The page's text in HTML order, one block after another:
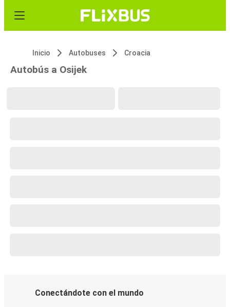
Inicio Autobuses Croacia
Autobús a Osijek
Conectándote con el mundo